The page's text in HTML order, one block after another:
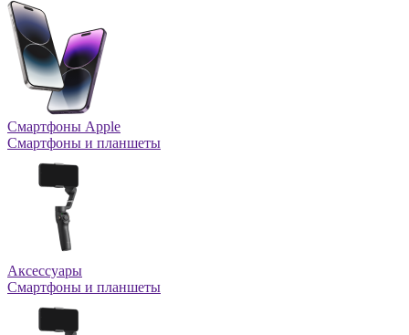
Смартфоны Apple
Смартфоны и планшеты
Аксессуары
Смартфоны и планшеты